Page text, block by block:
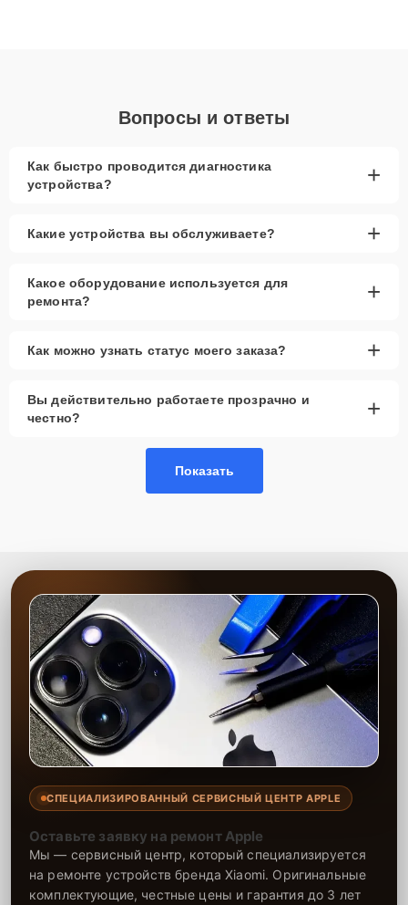
Вопросы и ответы
Как быстро проводится диагностика
устройства?
+
Какие устройства вы обслуживаете? +
Какое оборудование используется для
ремонта?
+
Как можно узнать статус моего заказа? +
Вы действительно работаете прозрачно и
честно?
+
Показать
СПЕЦИАЛИЗИРОВАННЫЙ СЕРВИСНЫЙ ЦЕНТР APPLE
Оставьте заявку на ремонт Apple
Мы — сервисный центр, который специализируется
на ремонте устройств бренда Xiaomi. Оригинальные
комплектующие, честные цены и гарантия до 3 лет